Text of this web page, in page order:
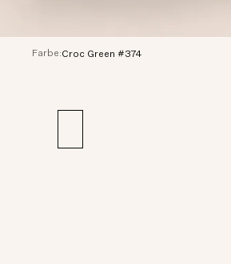
Farbe:Croc Green #374